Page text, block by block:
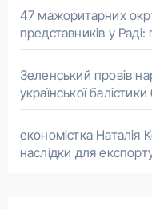
47 мажоритарних
представників у
Зеленський провів
української балістики
економістка Наталія
наслідки для